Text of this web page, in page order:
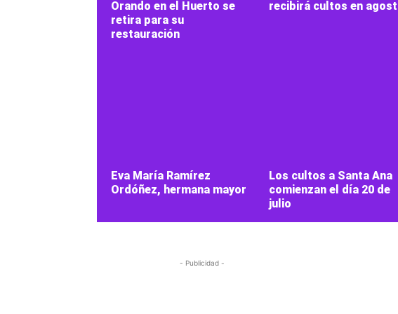
Orando en el Huerto se
retira para su
restauración
recibirá cultos en
Eva María Ramírez
Ordóñez, hermana mayor
Los cultos a Santa Ana
comienzan el día 20 de
julio
- Publicidad -